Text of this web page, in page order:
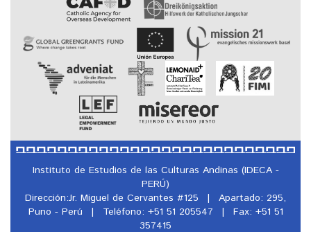
Instituto de Estudios de las Culturas Andinas (IDECA -
PERÚ)
Dirección:Jr. Miguel de Cervantes #125
|
Apartado: 295,
Puno - Perú
| Teléfono: +51 51 205547 |
Fax: +51 51
357415